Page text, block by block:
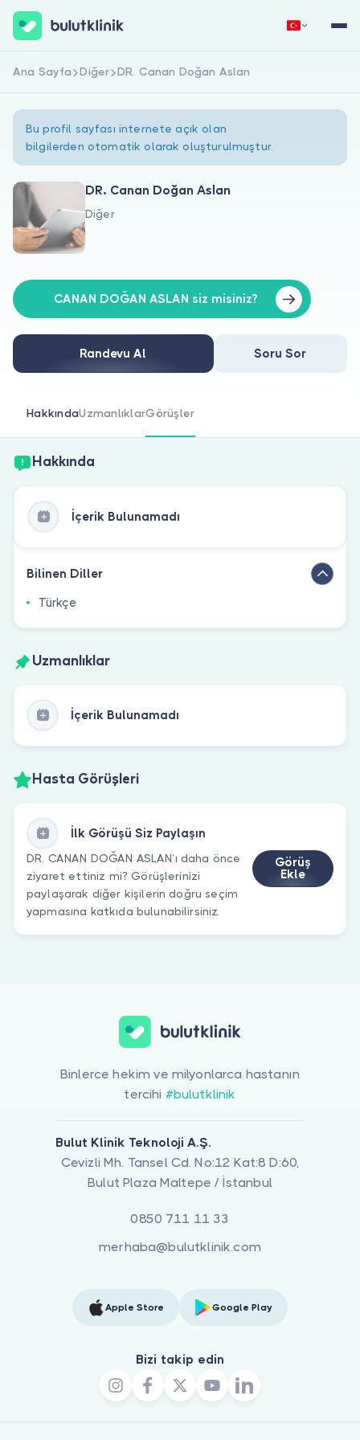
Hakkımızda
Doktorlar için
Doktor musunuz?
Hemen Kaydol Giriş Yap
Ana Sayfa Diğer DR. Canan Doğan Aslan
Bu profil sayfası internete açık olan
bilgilerden otomatik olarak oluşturulmuştur.
DR. Canan Doğan Aslan
Diğer
CANAN DOĞAN ASLAN siz misiniz?
Randevu Al Soru Sor
HakkındaUzmanlıklarGörüşler
Hakkında
İçerik Bulunamadı
Bilinen Diller
Türkçe
Uzmanlıklar
İçerik Bulunamadı
Hasta Görüşleri
İlk Görüşü Siz Paylaşın
DR. CANAN DOĞAN ASLAN’ı daha önce
ziyaret ettiniz mi? Görüşlerinizi
paylaşarak diğer kişilerin doğru seçim
yapmasına katkıda bulunabilirsiniz.
Görüş
Ekle
Binlerce hekim ve milyonlarca hastanın
tercihi #bulutklinik
Bulut Klinik Teknoloji A.Ş.
Cevizli Mh. Tansel Cd. No:12 Kat:8 D:60,
Bulut Plaza Maltepe / İstanbul
0850 711 11 33
merhaba@bulutklinik.com
Apple Store Google Play
Bizi takip edin